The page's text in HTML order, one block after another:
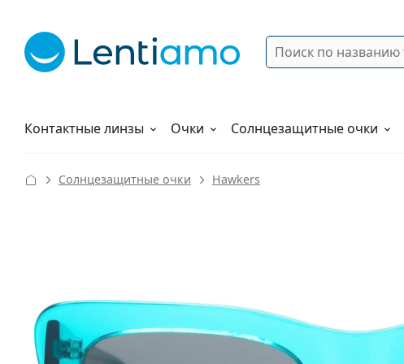
Поиск
Контактные линзы
Растворы Очки Солнцезащитные очки
Как заказать
Солнцезащитные очки Hawkers